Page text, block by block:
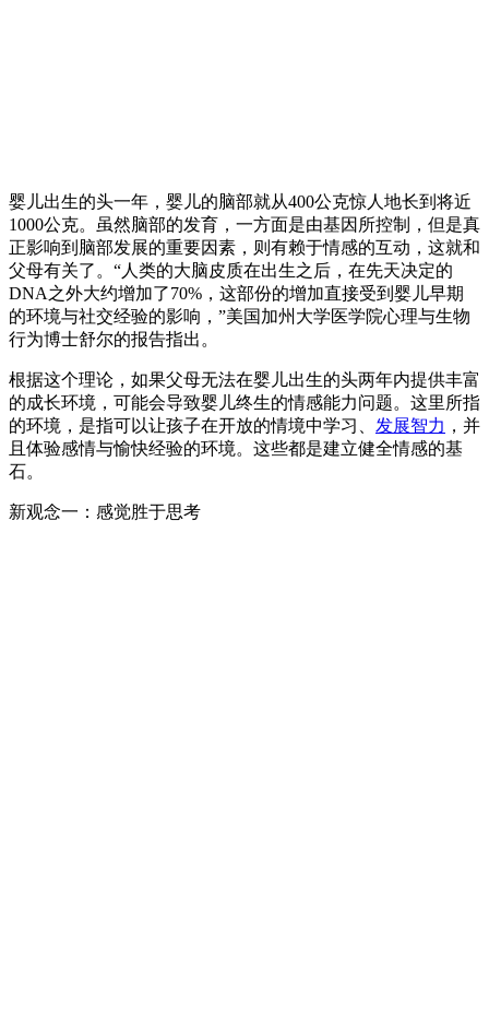
婴儿出生的头一年，婴儿的脑部就从400公克惊人地长到将近
1000公克。虽然脑部的发育，一方面是由基因所控制，但是真
正影响到脑部发展的重要因素，则有赖于情感的互动，这就和
父母有关了。“人类的大脑皮质在出生之后，在先天决定的
DNA之外大约增加了70%，这部份的增加直接受到婴儿早期
的环境与社交经验的影响，”美国加州大学医学院心理与生物
行为博士舒尔的报告指出。
根据这个理论，如果父母无法在婴儿出生的头两年内提供丰富
的成长环境，可能会导致婴儿终生的情感能力问题。这里所指
的环境，是指可以让孩子在开放的情境中学习、 发展智力 ，并
且体验感情与愉快经验的环境。这些都是建立健全情感的基
石。
新观念一：感觉胜于思考